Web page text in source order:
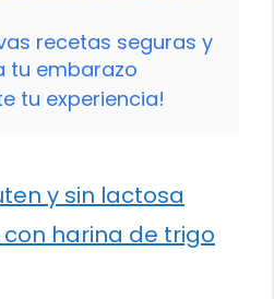
recetas seguras y
tu embarazo
tu experiencia!
y sin lactosa
harina de trigo